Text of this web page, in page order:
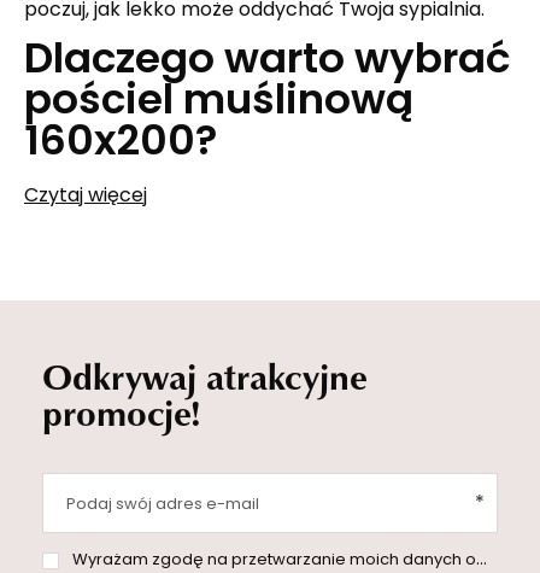
poczuj, jak lekko może oddychać Twoja sypialnia.
Dlaczego warto wybrać
pościel muślinową
160x200?
Czytaj więcej
Odkrywaj atrakcyjne
promocje!
Podaj swój adres e-mail
Wyrażam zgodę na przetwarzanie moich danych osobowych (adres e-mail) na potrzeby wysyłki newslettera z informacją handlową (marketing). Więcej w